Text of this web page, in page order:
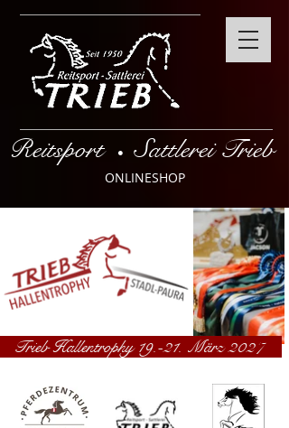
ONLINESHOP
Reitsport • Sattlerei Trieb
Hallentrophy 19.-21. März 2027